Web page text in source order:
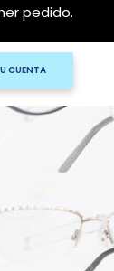
pedido.
CUENTA